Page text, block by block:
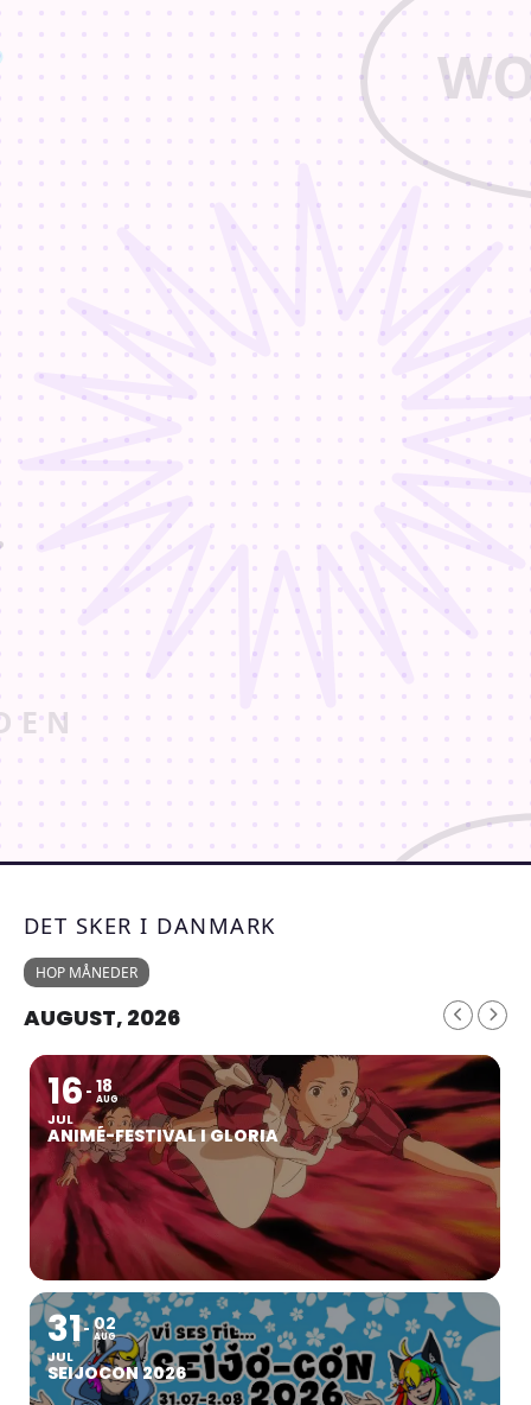
DET SKER I DANMARK
HOP MÅNEDER
AUGUST, 2026
16
JUL
18
AUG
ANIMÉ-FESTIVAL I GLORIA
31
JUL
02
AUG
SEIJOCON 2026